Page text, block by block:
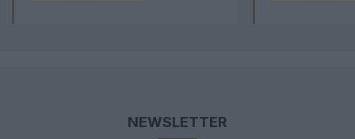
NEWSLETTER